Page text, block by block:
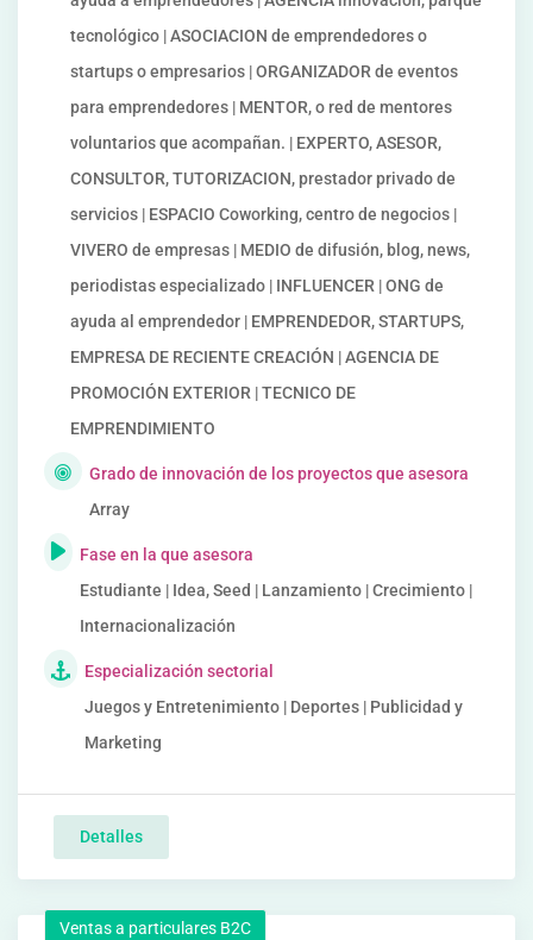
tecnológico | ASOCIACION de emprendedores o
startups o empresarios | ORGANIZADOR de eventos
para emprendedores | MENTOR, o red de mentores
voluntarios que acompañan. | EXPERTO, ASESOR,
CONSULTOR, TUTORIZACION, prestador privado de
servicios | ESPACIO Coworking, centro de negocios |
VIVERO de empresas | MEDIO de difusión, blog, news,
periodistas especializado | INFLUENCER | ONG de
ayuda al emprendedor | EMPRENDEDOR, STARTUPS,
EMPRESA DE RECIENTE CREACIÓN | AGENCIA DE
PROMOCIÓN EXTERIOR | TECNICO DE
EMPRENDIMIENTO
Grado de innovación de los proyectos que asesora
Array
Fase en la que asesora
Estudiante | Idea, Seed | Lanzamiento | Crecimiento |
Internacionalización
Especialización sectorial
Juegos y Entretenimiento | Deportes | Publicidad y
Marketing
Detalles
Ventas a particulares B2C